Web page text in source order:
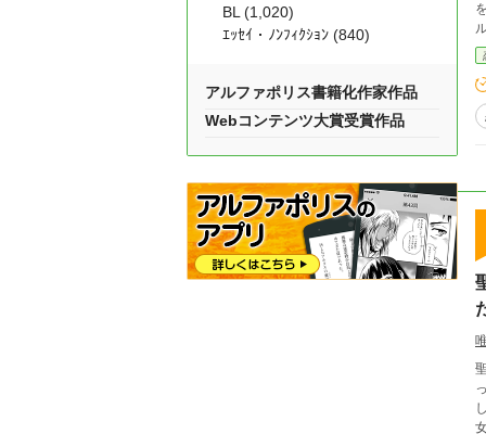
聖
った。 夢だったパン
BL (1,020)
ｴｯｾｲ・ﾉﾝﾌｨｸｼｮﾝ (840)
アルファポリス書籍化作家作品
Webコンテンツ大賞受賞作品